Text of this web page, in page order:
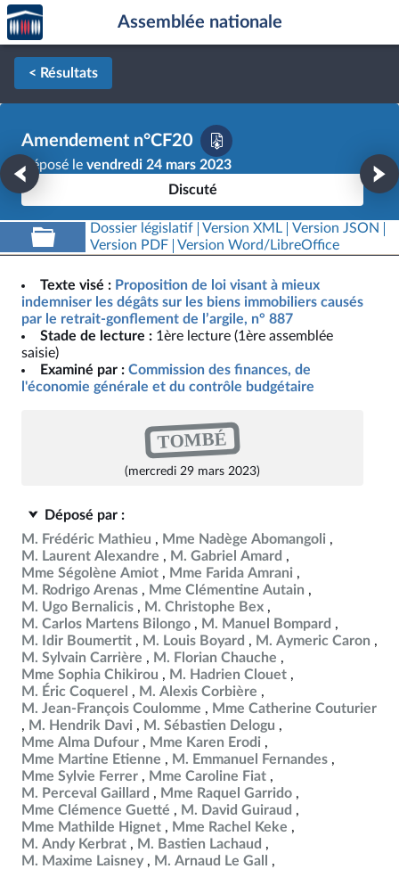
Aller au contenu
Aller en bas de la page
Accèder
à la
page
d'accueil
Assemblée nationale
< Résultats
Amendement n°CF20
Déposé le vendredi 24 mars 2023
Discuté
Dossier législatif Version XML
Version JSON
Version PDF
Version Word/LibreOffice
Texte visé : Proposition de loi visant à mieux
indemniser les dégâts sur les biens immobiliers causés
par le retrait-gonflement de l’argile, n° 887
Stade de lecture : 1ère lecture (1ère assemblée
saisie)
Examiné par : Commission des finances, de
l'économie générale et du contrôle budgétaire
TOMBÉ
(mercredi 29 mars 2023)
Déposé par :
M. Frédéric Mathieu
Mme Nadège Abomangoli
M. Laurent Alexandre
M. Gabriel Amard
Mme Ségolène Amiot
Mme Farida Amrani
M. Rodrigo Arenas
Mme Clémentine Autain
M. Ugo Bernalicis
M. Christophe Bex
M. Carlos Martens Bilongo
M. Manuel Bompard
M. Idir Boumertit
M. Louis Boyard
M. Aymeric Caron
M. Sylvain Carrière
M. Florian Chauche
Mme Sophia Chikirou
M. Hadrien Clouet
M. Éric Coquerel
M. Alexis Corbière
M. Jean-François Coulomme
Mme Catherine Couturier
M. Hendrik Davi
M. Sébastien Delogu
Mme Alma Dufour
Mme Karen Erodi
Mme Martine Etienne
M. Emmanuel Fernandes
Mme Sylvie Ferrer
Mme Caroline Fiat
M. Perceval Gaillard
Mme Raquel Garrido
Mme Clémence Guetté
M. David Guiraud
Mme Mathilde Hignet
Mme Rachel Keke
M. Andy Kerbrat
M. Bastien Lachaud
M. Maxime Laisney
M. Arnaud Le Gall